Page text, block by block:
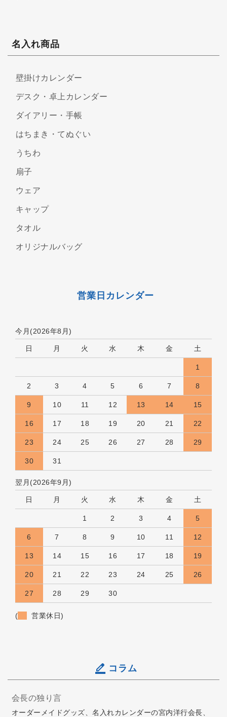
名入れ商品
壁掛けカレンダー
デスク・卓上カレンダー
ダイアリー・手帳
はちまき・てぬぐい
うちわ
扇子
ウェア
キャップ
タオル
オリジナルバッグ
営業日カレンダー
今月(2026年8月)
日 月 火 水 木 金 土
1
2 3 4 5 6 7 8
9 10 11 12 13 14 15
16 17 18 19 20 21 22
23 24 25 26 27 28 29
30 31
翌月(2026年9月)
日 月 火 水 木 金 土
1 2 3 4 5
6 7 8 9 10 11 12
13 14 15 16 17 18 19
20 21 22 23 24 25 26
27 28 29 30
( 営業休日)
コラム
会長の独り言
オーダーメイドグッズ、名入れカレンダーの宮内洋行会長、